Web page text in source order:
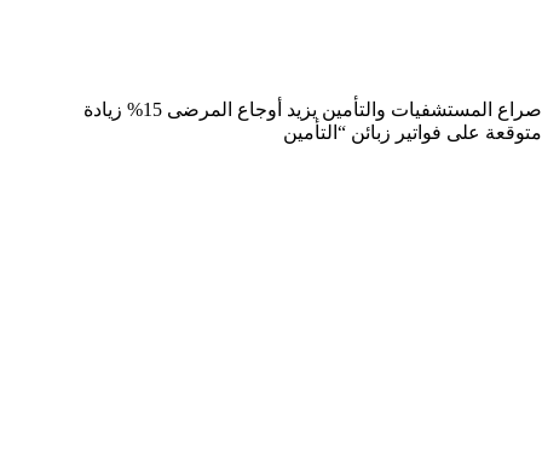
صراع المستشفيات والتأمين يزيد أوجاع المرضى 15% زيادة
متوقعة على فواتير زبائن “التأمين